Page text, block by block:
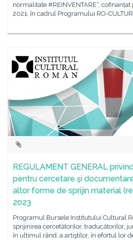
normalitate #REINVENTARE“,
2021, în cadrul Programului RO-
REGULAMENT GENERAL
pentru cercetare şi
altor forme de sprijin material
2023
Programul Bursele Institutului Cultural
sprijinirea cercetătorilor, traducătorilor,
în ultimul rând, a artiştilor, în efortul lor